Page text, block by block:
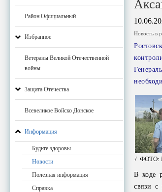
Район Официальный
Избранное
Ветераны Великой Отечественной
войны
Защита Отечества
Всевеликое Войско Донское
Информация
Будьте здоровы
Новости
Полезная информация
Справка
Новость в
/ ФОТО:
В ходе
связи с